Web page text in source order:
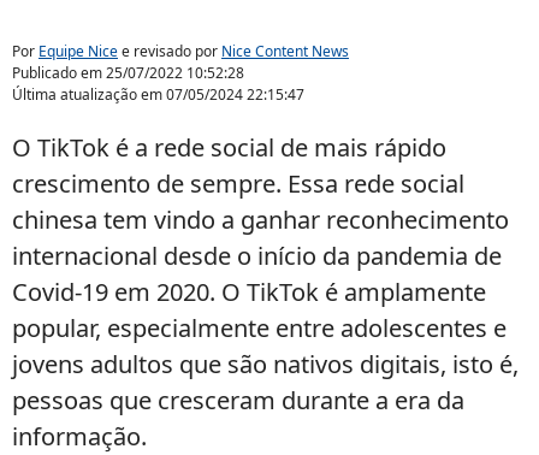
Por Equipe Nicee revisado por Nice Content News
Publicado em25/07/2022 10:52:28
Última atualização em07/05/2024 22:15:47
O TikTok é a rede social de mais rápido
crescimento de sempre. Essa rede social
chinesa tem vindo a ganhar reconhecimento
internacional desde o início da pandemia de
Covid-19 em 2020. O TikTok é amplamente
popular, especialmente entre adolescentes e
jovens adultos que são nativos digitais, isto é,
pessoas que cresceram durante a era da
informação.